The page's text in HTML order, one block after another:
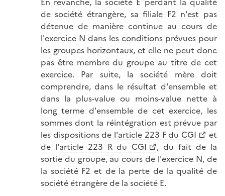
de société étrangère, sa filiale F2 n'est pas
détenue de manière continue au cours de
l'exercice N dans les conditions prévues pour
les groupes horizontaux, et elle ne peut donc
pas être membre du groupe au titre de cet
exercice. Par suite, la société mère doit
comprendre, dans le résultat d'ensemble et
dans la plus-value ou moins-value nette à
long terme d'ensemble de cet exercice, les
sommes dont la réintégration est prévue par
les dispositions de l'article 223 F du CGI
et
de l'article 223 R du CGI
, du fait de la
sortie du groupe, au cours de l'exercice N, de
la société F2 et de la perte de la qualité de
société étrangère de la société E.